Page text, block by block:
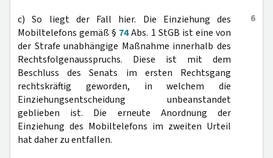
6
c) So liegt der Fall hier. Die Einziehung des
Mobiltelefons gemäß § 74Abs. 1 StGB ist eine von
der Strafe unabhängige Maßnahme innerhalb des
Rechtsfolgenausspruchs. Diese ist mit dem
Beschluss des Senats im ersten Rechtsgang
rechtskräftig geworden, in welchem die
Einziehungsentscheidung unbeanstandet
geblieben ist. Die erneute Anordnung der
Einziehung des Mobiltelefons im zweiten Urteil
hat daher zu entfallen.